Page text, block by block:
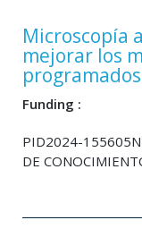
Microscopía
mejorar los
programados
Funding :
PID2024-
DE